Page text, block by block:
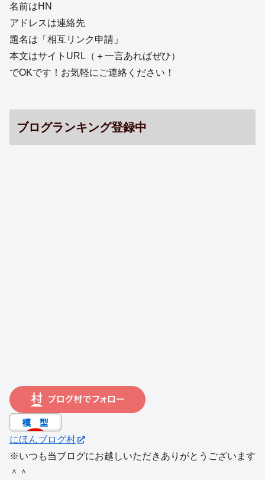
名前はHN
アドレスは連絡先
題名は「相互リンク申請」
本文はサイトURL（＋一言あればぜひ）
でOKです！お気軽にご連絡ください！
ブログランキング登録中
にほんブログ村
※いつも当ブログにお越しいただきありがとうございます
＾＾